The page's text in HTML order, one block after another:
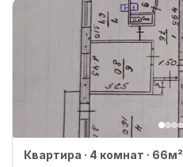
Квартира · 4 комнат · 66м²